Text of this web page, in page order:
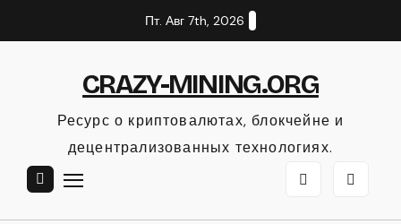
к
Пт. Авг 7th, 2026
CRAZY-MINING.ORG
Ресурс о криптовалютах, блокчейне и
децентрализованных технологиях.